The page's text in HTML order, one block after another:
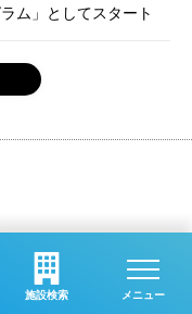
施設検索 メニュー
ム」としてスタート